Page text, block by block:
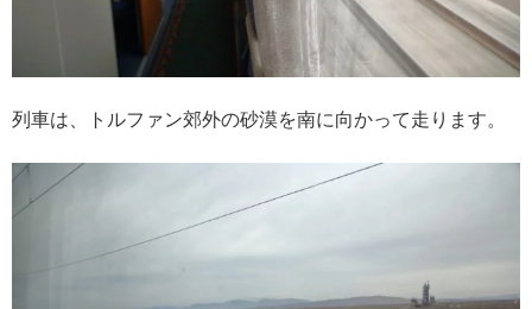
列車は、トルファン郊外の砂漠を南に向かって走ります。